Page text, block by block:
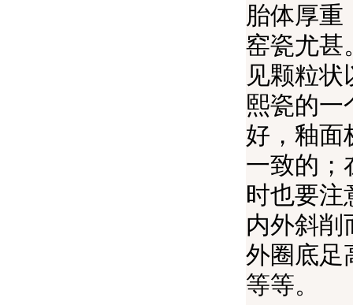
胎体厚重
窑瓷尤甚
见颗粒
熙瓷的一
好，釉面
一致的；
时也要注
内外斜削
外圈底足
等等。